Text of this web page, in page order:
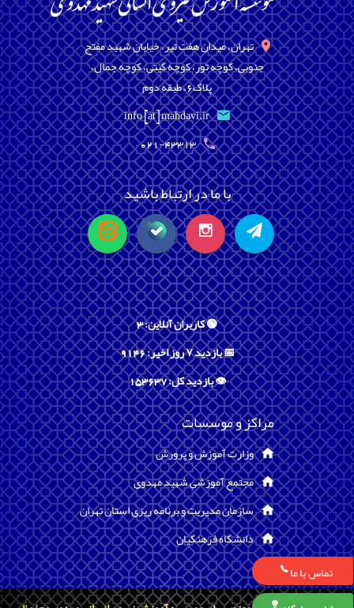
تهران، میدان هفت تیر، خیابان شهید مفتح
جنوبی، کوچه تور، کوچه گیتی، کوچه جمال،
پلاک6، طبقه دوم
info [at] mahdavi.ir
021-43313
با ما در ارتباط باشید
🟢 کاربران آنلاین: 3
📅 بازدید ۷ روز اخیر: 9146
👁️ بازدید کل: 153637
مراکز و موسسات
وزارت آموزش و پرورش
مجتمع آموزشی شهید مهدوی
سازمان مدیریت و برنامه ریزی استان تهران
دانشگاه فرهنگیان
تماس با ما